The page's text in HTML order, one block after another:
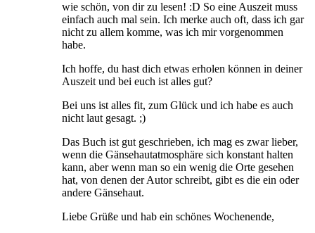
wie schön, von dir zu lesen! :D So eine Auszeit muss
einfach auch mal sein. Ich merke auch oft, dass ich gar
nicht zu allem komme, was ich mir vorgenommen
habe.
Ich hoffe, du hast dich etwas erholen können in deiner
Auszeit und bei euch ist alles gut?
Bei uns ist alles fit, zum Glück und ich habe es auch
nicht laut gesagt. ;)
Das Buch ist gut geschrieben, ich mag es zwar lieber,
wenn die Gänsehautatmosphäre sich konstant halten
kann, aber wenn man so ein wenig die Orte gesehen
hat, von denen der Autor schreibt, gibt es die ein oder
andere Gänsehaut.
Liebe Grüße und hab ein schönes Wochenende,